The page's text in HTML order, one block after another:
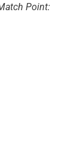
Point: